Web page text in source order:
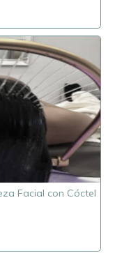
Facial con Cóctel